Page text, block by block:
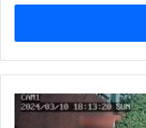
correo